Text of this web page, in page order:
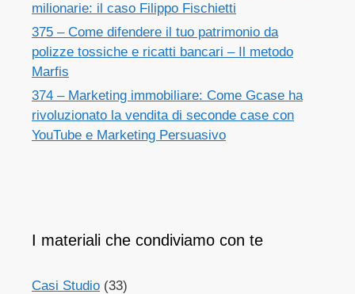
milionarie: il caso Filippo Fischietti
375 – Come difendere il tuo patrimonio da
polizze tossiche e ricatti bancari – Il metodo
Marfis
374 – Marketing immobiliare: Come Gcase ha
rivoluzionato la vendita di seconde case con
YouTube e Marketing Persuasivo
I materiali che condiviamo con te
Casi Studio (33)